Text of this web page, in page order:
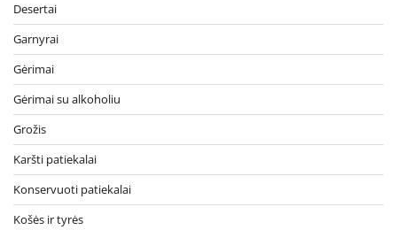
Desertai
Garnyrai
Gėrimai
Gėrimai su alkoholiu
Grožis
Karšti patiekalai
Konservuoti patiekalai
Košės ir tyrės